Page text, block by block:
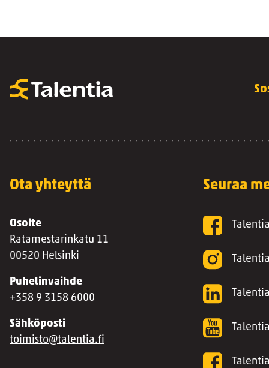
Ota yhteyttä
Osoite
Ratamestarinkatu 11
00520 Helsinki
Puhelinvaihde
+358 9 3158 6000
Sähköposti
toimisto@talentia.fi
Seuraa